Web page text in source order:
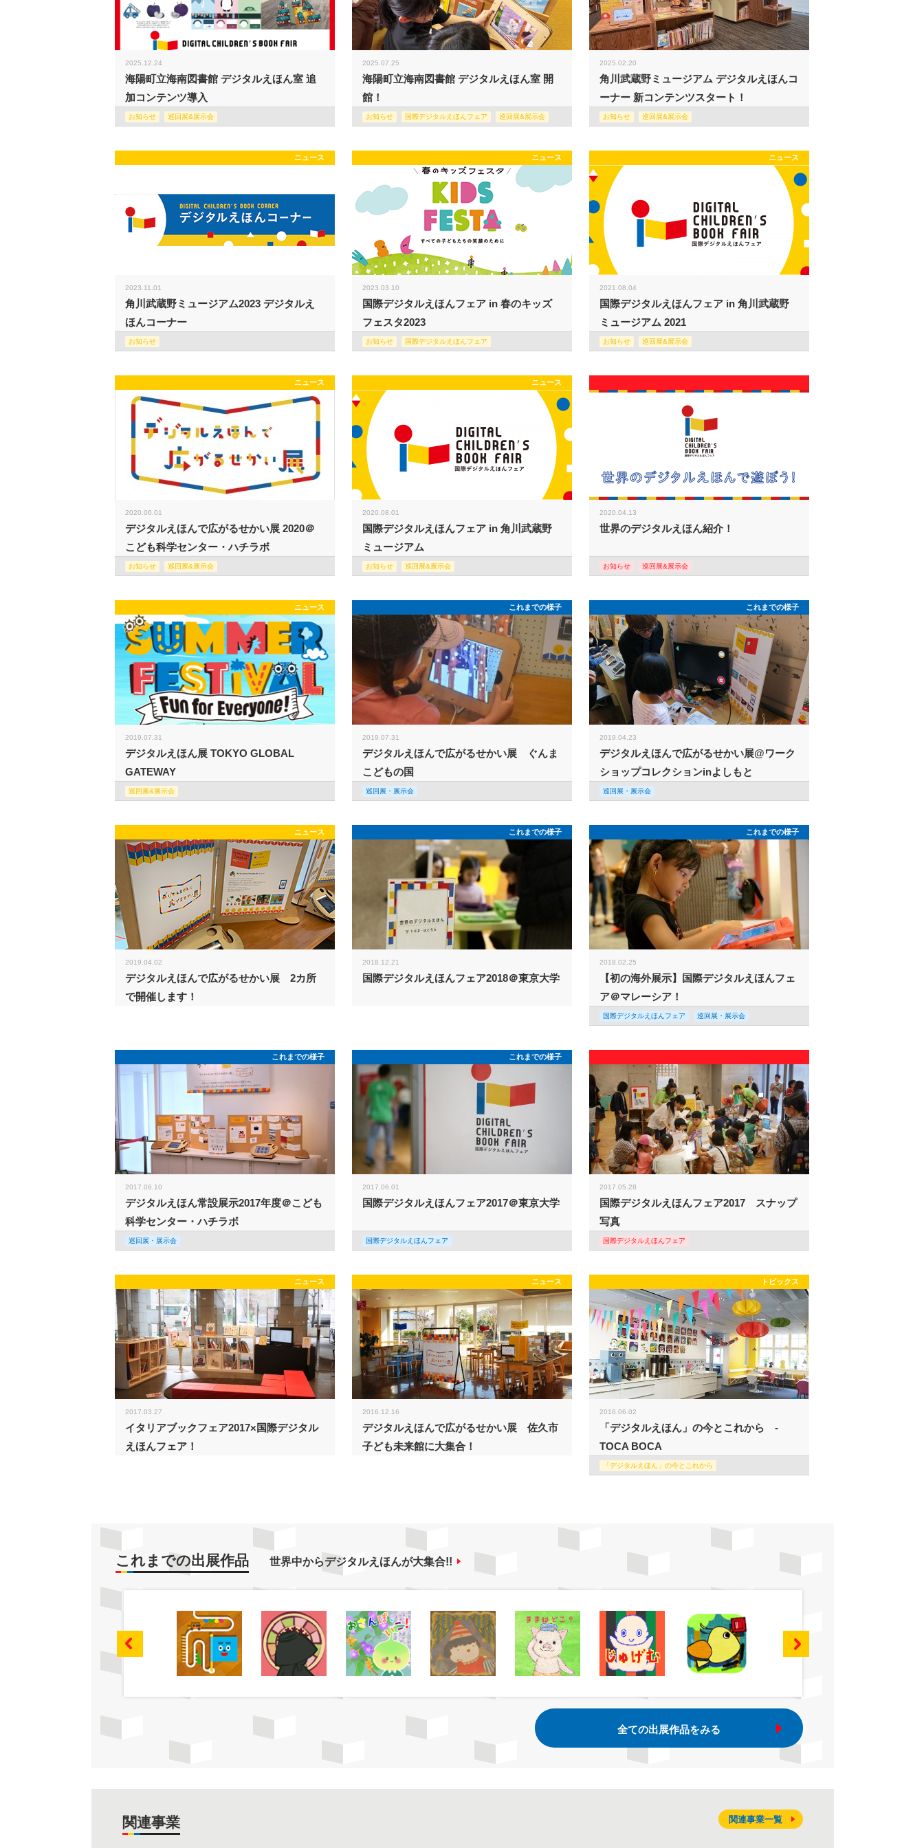
2025.12.24
海陽町立海南図書館 デジタルえほん室 追
加コンテンツ導入
お知らせ 巡回展&展示会
2025.07.25
海陽町立海南図書館 デジタルえほん室 開
館！
お知らせ 国際デジタルえほんフェア 巡回展&展示会
2025.02.20
角川武蔵野ミュージアム デジタルえほんコ
ーナー 新コンテンツスタート！
お知らせ 巡回展&展示会
ニュース
2023.11.01
角川武蔵野ミュージアム2023 デジタルえ
ほんコーナー
お知らせ
ニュース
2023.03.10
国際デジタルえほんフェア in 春のキッズ
フェスタ2023
お知らせ 国際デジタルえほんフェア
ニュース
2021.08.04
国際デジタルえほんフェア in 角川武蔵野
ミュージアム 2021
お知らせ 巡回展&展示会
ニュース
2020.06.01
デジタルえほんで広がるせかい展 2020＠
こども科学センター・ハチラボ
お知らせ 巡回展&展示会
ニュース
2020.08.01
国際デジタルえほんフェア in 角川武蔵野
ミュージアム
お知らせ 巡回展&展示会
2020.04.13
世界のデジタルえほん紹介！
お知らせ 巡回展&展示会
ニュース
2019.07.31
デジタルえほん展 TOKYO GLOBAL
GATEWAY
巡回展&展示会
これまでの様子
2019.07.31
デジタルえほんで広がるせかい展 ぐんま
こどもの国
巡回展・展示会
これまでの様子
2019.04.23
デジタルえほんで広がるせかい展@ワーク
ショップコレクションinよしもと
巡回展・展示会
ニュース
2019.04.02
デジタルえほんで広がるせかい展 2カ所
で開催します！
これまでの様子
2018.12.21
国際デジタルえほんフェア2018＠東京大学
これまでの様子
2018.02.25
【初の海外展示】国際デジタルえほんフェ
ア＠マレーシア！
国際デジタルえほんフェア 巡回展・展示会
これまでの様子
2017.06.10
デジタルえほん常設展示2017年度＠こども
科学センター・ハチラボ
巡回展・展示会
これまでの様子
2017.06.01
国際デジタルえほんフェア2017＠東京大学
国際デジタルえほんフェア
2017.05.28
国際デジタルえほんフェア2017 スナップ
写真
国際デジタルえほんフェア
ニュース
2017.03.27
イタリアブックフェア2017×国際デジタル
えほんフェア！
ニュース
2016.12.16
デジタルえほんで広がるせかい展 佐久市
子ども未来館に大集合！
トピックス
2016.06.02
「デジタルえほん」の今とこれから -
TOCA BOCA
「デジタルえほん」の今とこれから
これまでの出展作品 世界中からデジタルえほんが大集合!!
全ての出展作品をみる
関連事業 関連事業一覧